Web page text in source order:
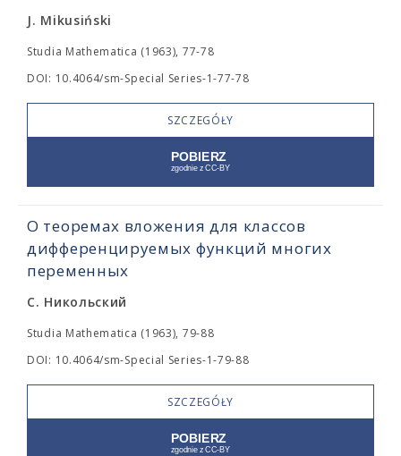
J. Mikusiński
Studia Mathematica (1963), 77-78
DOI: 10.4064/sm-Special Series-1-77-78
SZCZEGÓŁY
О теоремах вложения для классов
дифференцируемых функций многих
переменных
С. Никольский
Studia Mathematica (1963), 79-88
DOI: 10.4064/sm-Special Series-1-79-88
SZCZEGÓŁY